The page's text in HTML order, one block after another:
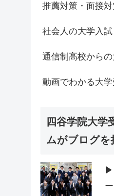
推薦対策・面接
社会人の大学入試
通信制高校から
動画でわかる大
四谷学院大学
ムがブログを
▶